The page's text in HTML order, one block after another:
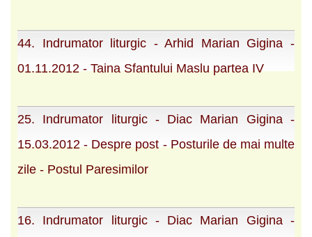
44. Indrumator liturgic - Arhid Marian Gigina -
01.11.2012 - Taina Sfantului Maslu partea IV
25. Indrumator liturgic - Diac Marian Gigina -
15.03.2012 - Despre post - Posturile de mai multe
zile - Postul Paresimilor
16. Indrumator liturgic - Diac Marian Gigina -